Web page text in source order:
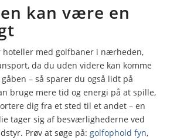
kan være en
hoteller med golfbaner i nærheden,
da du uden videre kan komme
– så sparer du også lidt på
bruge mere tid og energi på at spille,
dig fra et sted til et andet – en
tager sig af besværlighederne ved
Prøv at søge på: golfophold fyn,